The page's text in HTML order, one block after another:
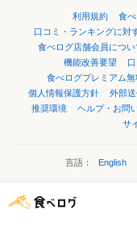
利用規約 食
口コミ・ランキングに対
食べログ店舗会員につい
機能改善要望
食べログプレミアム
個人情報保護方針
外部送
推奨環境
ヘルプ・お問
サ
言語： English